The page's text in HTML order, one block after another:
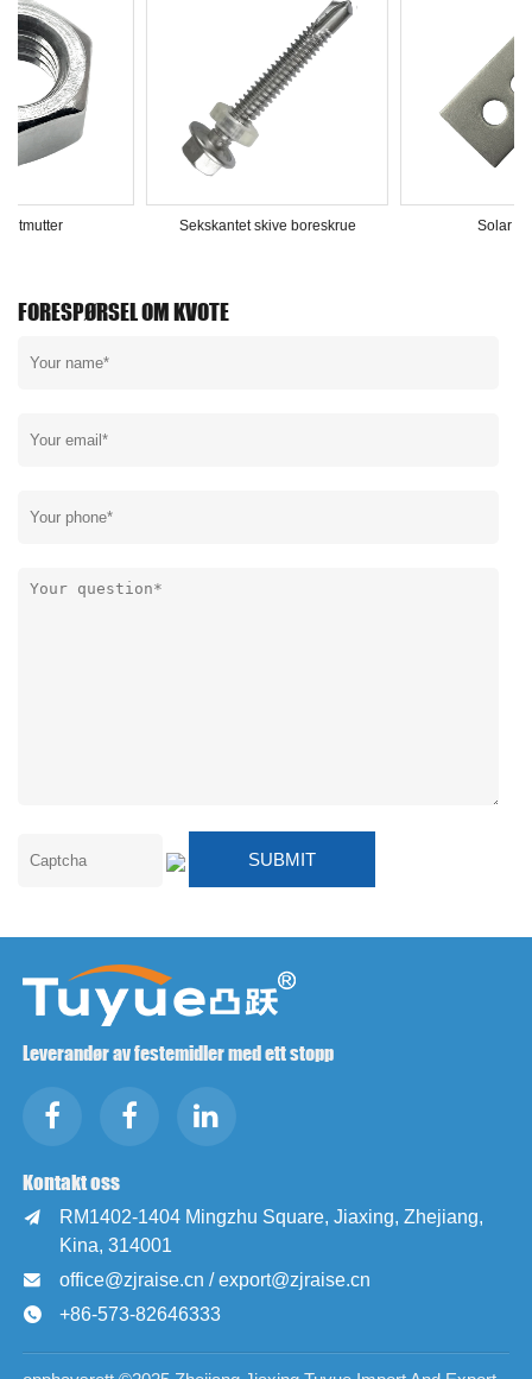
Sekskantet skive boreskrue Solar adapter
FORESPØRSEL OM KVOTE
Leverandør av festemidler med ett stopp
Kontakt oss

RM1402-1404 Mingzhu Square, Jiaxing, Zhejiang,
Kina, 314001
 office@zjraise.cn / export@zjraise.cn
 +86-573-82646333